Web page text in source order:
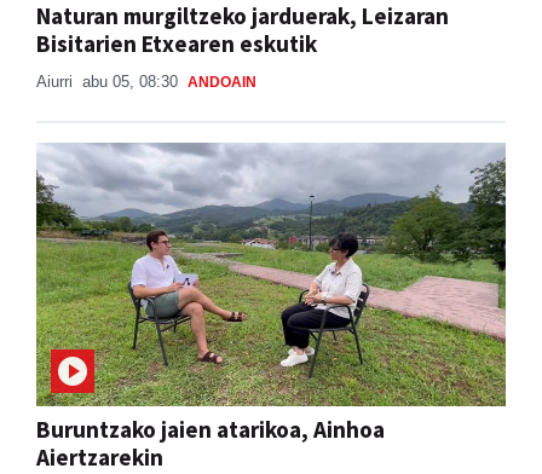
Naturan murgiltzeko jarduerak, Leizaran
Bisitarien Etxearen eskutik
Aiurri abu 05, 08:30 ANDOAIN
Buruntzako jaien atarikoa, Ainhoa
Aiertzarekin